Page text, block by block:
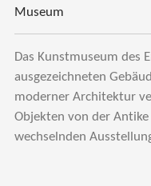
Museum
Das Kunstmuseum des
ausgezeichneten
moderner Architektur
Objekten von der
wechselnden